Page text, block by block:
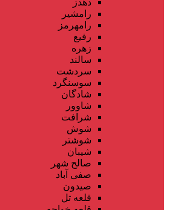
رامشیر
رامهرمز
رفیع
زهره
سالند
سردشت
سوسنگرد
شادگان
شاوور
شرافت
شوش
شوشتر
شیبان
صالح شهر
صفی آباد
صیدون
قلعه تل